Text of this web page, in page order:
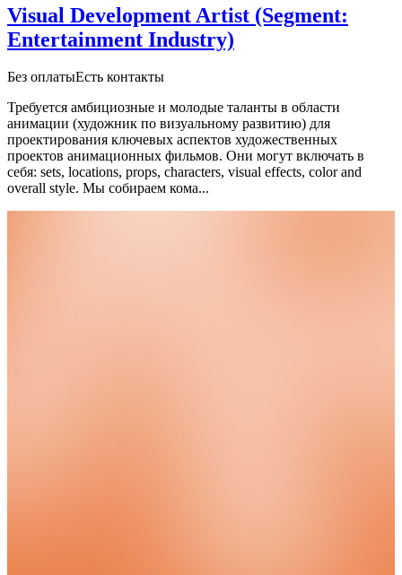
Visual Development Artist (Segment:
Entertainment Industry)
Без оплатыЕсть контакты
Требуется амбициозные и молодые таланты в области
анимации (художник по визуальному развитию) для
проектирования ключевых аспектов художественных
проектов анимационных фильмов. Они могут включать в
себя: sets, locations, props, characters, visual effects, color and
overall style. Мы собираем кома...